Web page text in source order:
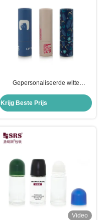
Gepersonaliseerde witte
cosmetische potten en flessen
Krijg Beste Prijs
Video